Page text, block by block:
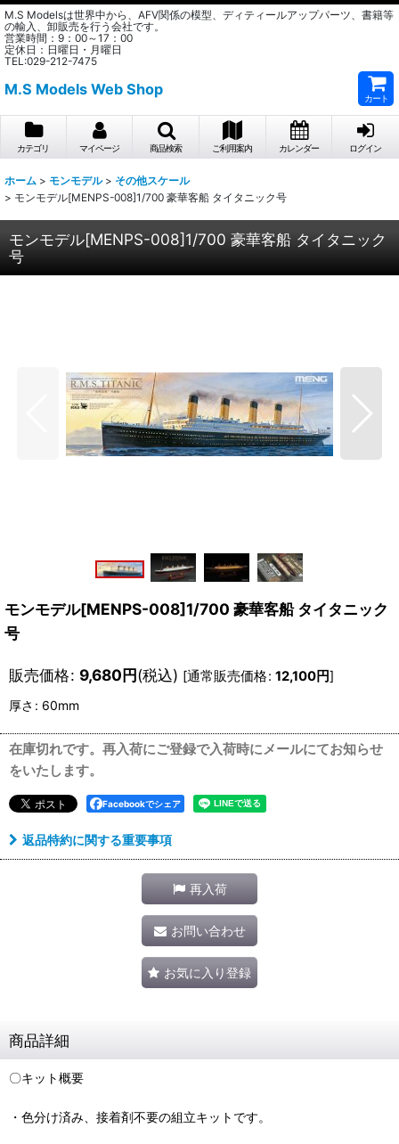
M.S Modelsは世界中から、AFV関係の模型、ディティールアップパーツ、書籍等
の輸入、卸販売を行う会社です。
営業時間：9：00～17：00
定休日：日曜日・月曜日
TEL:029-212-7475
M.S Models Web Shop
カート
カテゴリ マイページ 商品検索 ご利用案内 カレンダー ログイン
ホーム > モンモデル > その他スケール
> モンモデル[MENPS-008]1/700 豪華客船 タイタニック号
モンモデル[MENPS-008]1/700 豪華客船 タイタニック
号
モンモデル[MENPS-008]1/700 豪華客船 タイタニック
号
販売価格: 9,680円(税込) [通常販売価格: 12,100円]
厚さ : 60mm
在庫切れです。再入荷にご登録で入荷時にメールにてお知らせ
をいたします。
Facebookでシェア
返品特約に関する重要事項
再入荷
お問い合わせ
お気に入り登録
商品詳細
〇キット概要
・色分け済み、接着剤不要の組立キットです。